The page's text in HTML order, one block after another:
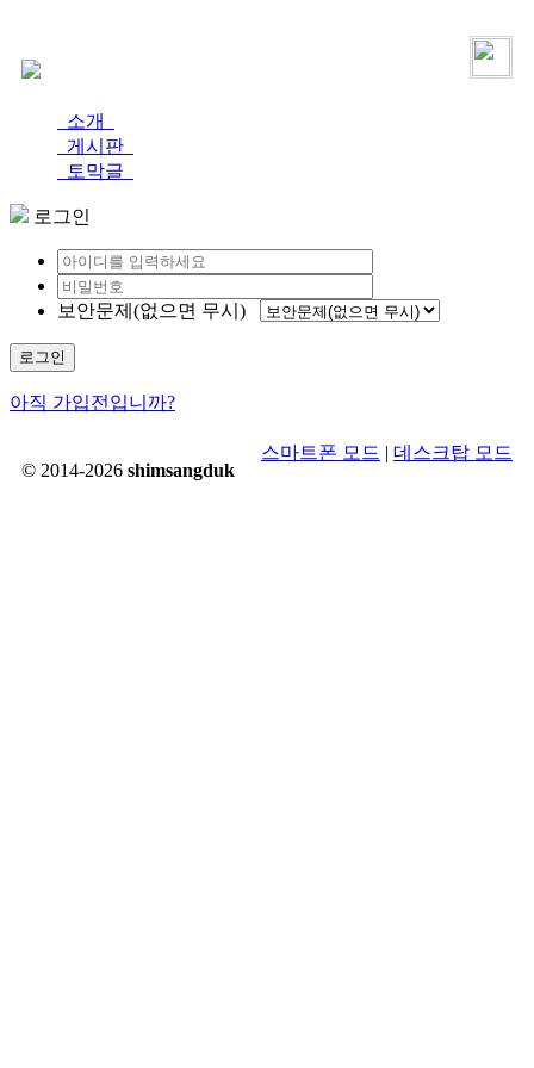
소개
게시판
토막글
로그인
보안문제(없으면 무시)
로그인
아직 가입전입니까?
© 2014-2026 shimsangduk
스마트폰 모드 | 데스크탑 모드